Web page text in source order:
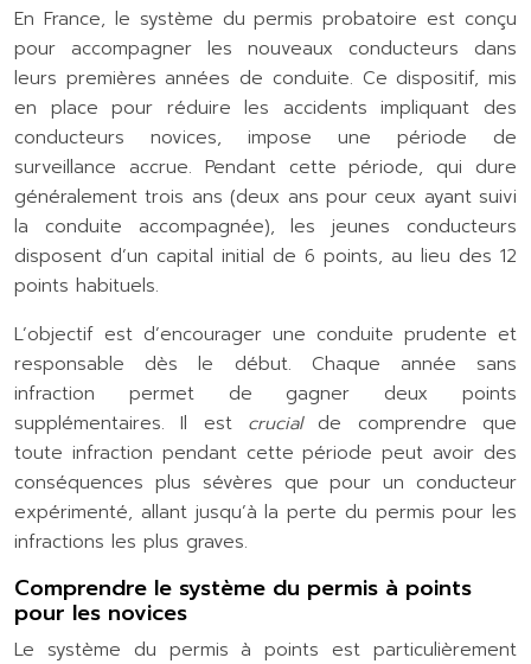
En France, le système du permis probatoire est conçu
pour accompagner les nouveaux conducteurs dans
leurs premières années de conduite. Ce dispositif, mis
en place pour réduire les accidents impliquant des
conducteurs novices, impose une période de
surveillance accrue. Pendant cette période, qui dure
généralement trois ans (deux ans pour ceux ayant suivi
la conduite accompagnée), les jeunes conducteurs
disposent d’un capital initial de 6 points, au lieu des 12
points habituels.
L’objectif est d’encourager une conduite prudente et
responsable dès le début. Chaque année sans
infraction permet de gagner deux points
supplémentaires. Il est crucial de comprendre que
toute infraction pendant cette période peut avoir des
conséquences plus sévères que pour un conducteur
expérimenté, allant jusqu’à la perte du permis pour les
infractions les plus graves.
Comprendre le système du permis à points
pour les novices
Le système du permis à points est particulièrement